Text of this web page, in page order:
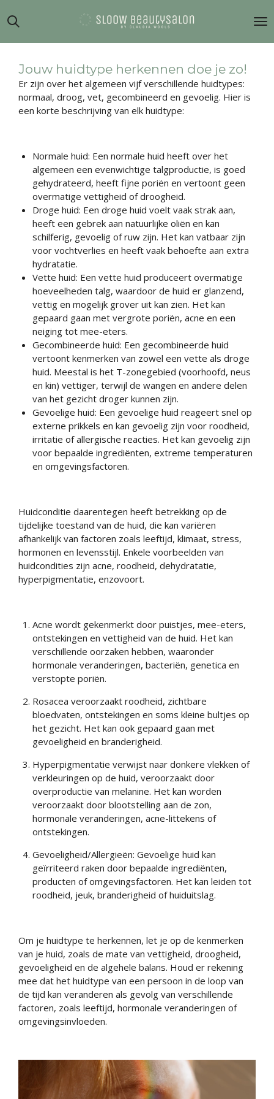
direct
hoofdinhoud
Jouw huidtype herkennen doe je zo!
Er zijn over het algemeen vijf verschillende huidtypes:
normaal, droog, vet, gecombineerd en gevoelig. Hier is
een korte beschrijving van elk huidtype:
Normale huid: Een normale huid heeft over het
algemeen een evenwichtige talgproductie, is goed
gehydrateerd, heeft fijne poriën en vertoont geen
overmatige vettigheid of droogheid.
Droge huid: Een droge huid voelt vaak strak aan,
heeft een gebrek aan natuurlijke oliën en kan
schilferig, gevoelig of ruw zijn. Het kan vatbaar zijn
voor vochtverlies en heeft vaak behoefte aan extra
hydratatie.
Vette huid: Een vette huid produceert overmatige
hoeveelheden talg, waardoor de huid er glanzend,
vettig en mogelijk grover uit kan zien. Het kan
gepaard gaan met vergrote poriën, acne en een
neiging tot mee-eters.
Gecombineerde huid: Een gecombineerde huid
vertoont kenmerken van zowel een vette als droge
huid. Meestal is het T-zonegebied (voorhoofd, neus
en kin) vettiger, terwijl de wangen en andere delen
van het gezicht droger kunnen zijn.
Gevoelige huid: Een gevoelige huid reageert snel op
externe prikkels en kan gevoelig zijn voor roodheid,
irritatie of allergische reacties. Het kan gevoelig zijn
voor bepaalde ingrediënten, extreme temperaturen
en omgevingsfactoren.
Huidconditie daarentegen heeft betrekking op de
tijdelijke toestand van de huid, die kan variëren
afhankelijk van factoren zoals leeftijd, klimaat, stress,
hormonen en levensstijl. Enkele voorbeelden van
huidcondities zijn acne, roodheid, dehydratatie,
hyperpigmentatie, enzovoort.
Acne wordt gekenmerkt door puistjes, mee-eters,
ontstekingen en vettigheid van de huid. Het kan
verschillende oorzaken hebben, waaronder
hormonale veranderingen, bacteriën, genetica en
verstopte poriën.
Rosacea veroorzaakt roodheid, zichtbare
bloedvaten, ontstekingen en soms kleine bultjes op
het gezicht. Het kan ook gepaard gaan met
gevoeligheid en branderigheid.
Hyperpigmentatie verwijst naar donkere vlekken of
verkleuringen op de huid, veroorzaakt door
overproductie van melanine. Het kan worden
veroorzaakt door blootstelling aan de zon,
hormonale veranderingen, acne-littekens of
ontstekingen.
Gevoeligheid/Allergieën: Gevoelige huid kan
geïrriteerd raken door bepaalde ingrediënten,
producten of omgevingsfactoren. Het kan leiden tot
roodheid, jeuk, branderigheid of huiduitslag.
Om je huidtype te herkennen, let je op de kenmerken
van je huid, zoals de mate van vettigheid, droogheid,
gevoeligheid en de algehele balans. Houd er rekening
mee dat het huidtype van een persoon in de loop van
de tijd kan veranderen als gevolg van verschillende
factoren, zoals leeftijd, hormonale veranderingen of
omgevingsinvloeden.